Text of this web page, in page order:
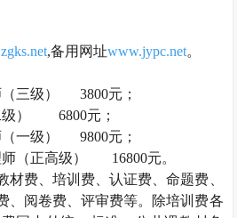
,备用网址www.jypc.net。
（三级）
3800元；
）
6800元；
（一级）
9800元；
（正高级）
16800元。
材费、培训费、认证费、命题费、
、阅卷费、评审费等。除培训费各